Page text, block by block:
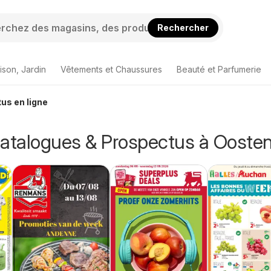
Rechercher
Jardin Vêtements et Chaussures Beauté et Parfumerie
en ligne
& Prospectus à